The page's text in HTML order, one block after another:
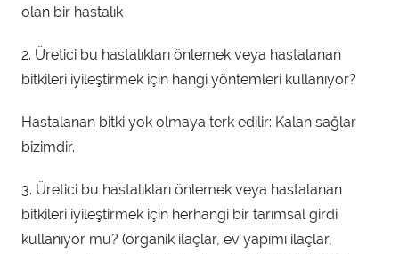
olan bir hastalık
2. Üretici bu hastalıkları önlemek veya hastalanan
bitkileri iyileştirmek için hangi yöntemleri kullanıyor?
Hastalanan bitki yok olmaya terk edilir: Kalan sağlar
bizimdir.
3. Üretici bu hastalıkları önlemek veya hastalanan
bitkileri iyileştirmek için herhangi bir tarımsal girdi
kullanıyor mu? (organik ilaçlar, ev yapımı ilaçlar,